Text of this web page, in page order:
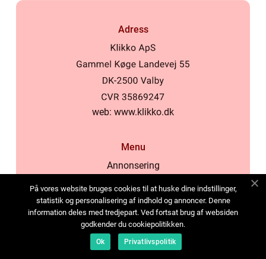
Adress
web: www.klikko.dk
Menu
Annonsering
Cookies
Kontakta oss
Sitemap
På vores website bruges cookies til at huske dine indstillinger,
statistik og personalisering af indhold og annoncer. Denne
information deles med tredjepart. Ved fortsat brug af websiden
godkender du cookiepolitikken.
Ok Privatlivspolitik